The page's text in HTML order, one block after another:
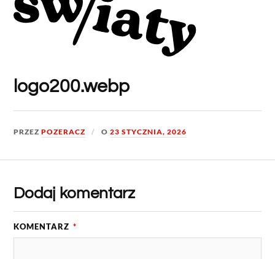
logo200.webp
PRZEZPOZERACZ O23 STYCZNIA, 2026
Dodaj komentarz
KOMENTARZ *